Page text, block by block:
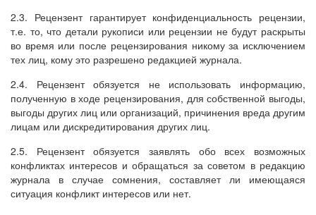
2.3. Рецензент гарантирует конфиденциальность рецензии,
т.е. то, что детали рукописи или рецензии не будут раскрыты
во время или после рецензирования никому за исключением
тех лиц, кому это разрешено редакцией журнала.
2.4. Рецензент обязуется не использовать информацию,
полученную в ходе рецензирования, для собственной выгоды,
выгоды других лиц или организаций, причинения вреда другим
лицам или дискредитирования других лиц.
2.5. Рецензент обязуется заявлять обо всех возможных
конфликтах интересов и обращаться за советом в редакцию
журнала в случае сомнения, составляет ли имеющаяся
ситуация конфликт интересов или нет.